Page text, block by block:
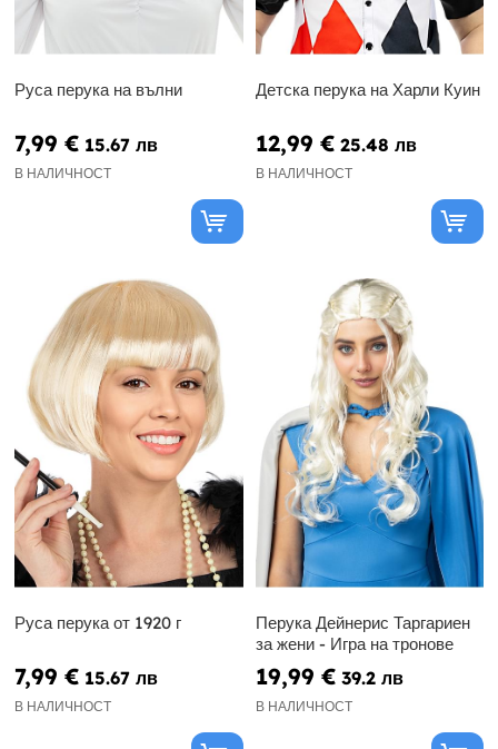
Руса перука на вълни
7,99 € 15.67 лв
В НАЛИЧНОСТ
Детска перука на Харли Куин
12,99 € 25.48 лв
В НАЛИЧНОСТ
Руса перука от 1920 г
7,99 € 15.67 лв
В НАЛИЧНОСТ
Перука Дейнерис Таргариен
за жени - Игра на тронове
19,99 € 39.2 лв
В НАЛИЧНОСТ